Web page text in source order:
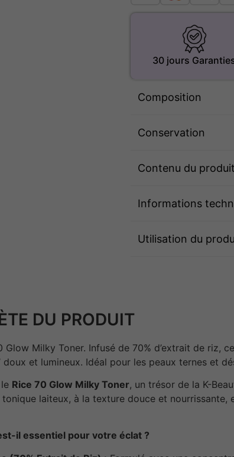
30 jours
Composition
Conservation
Contenu du produit
Informations
Utilisation du
DU PRODUIT
Glow Milky Toner. Infusé de 70% d’extrait de riz,
doux et lumineux. Idéal pour les peaux ternes et
Rice 70 Glow Milky Toner, un trésor de la K-
tonique laiteux, à la texture douce et
il essentiel pour votre éclat ?